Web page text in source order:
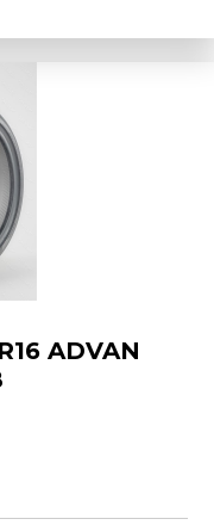
ADVAN